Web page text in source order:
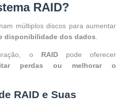
RAID?
múltiplos discos para aumentar
disponibilidade dos dados
o RAIDpode oferecer
perdas ou melhorar o
RAID e Suas